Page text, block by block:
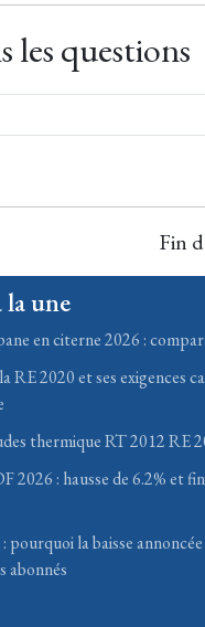
les questions
Fin
la une
en citerne 2026 :
RE 2020 et ses exigences
thermique RT 2012 RE
2026 : hausse de 6.2% et
pourquoi la baisse
abonnés